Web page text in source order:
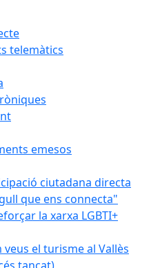
telemàtics
emesos
ciutadana directa
que ens connecta"
la xarxa LGBTI+
veus el turisme al Vallès